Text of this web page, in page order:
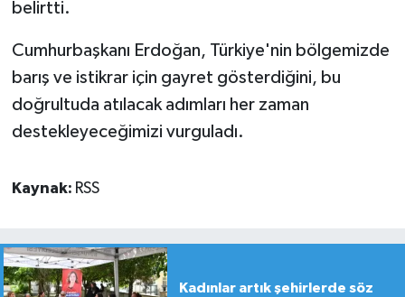
belirtti.
Cumhurbaşkanı Erdoğan, Türkiye'nin bölgemizde
barış ve istikrar için gayret gösterdiğini, bu
doğrultuda atılacak adımları her zaman
destekleyeceğimizi vurguladı.
Kaynak: RSS
Kadınlar artık şehirlerde söz